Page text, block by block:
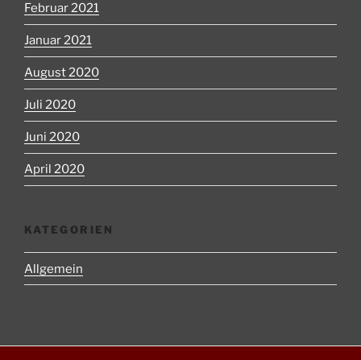
Februar 2021
Januar 2021
August 2020
Juli 2020
Juni 2020
April 2020
KATEGORIEN
Allgemein